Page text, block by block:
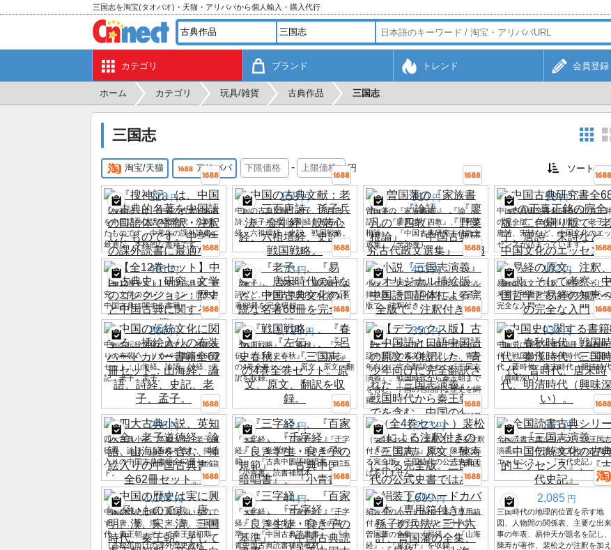
三国志を淘宝(タオバオ)・天猫・アリババから個人輸入・購入代行
カテゴリ ブランド トレンド 会員登録
ホーム カテゴリ 玩具/雑貨 古典作品 三国志
三国志
淘宝/天猫 アリババ - 円
228 円
『搜神記』は、中国の古典的名著
を中国語の口語体で翻訳・注釈し
たものです。中学生の課外読書に
最適な、本格的な書籍です。
158 円
中国の古典文献：老子、三百唐
詩、孫子兵法、金剛経、般若心
経、六祖壇経、史記、戦国戦略。
310 円
曽国藩の『家族書簡』、『論
語』、『廖凡の『四教』、『野菜
根論』、『中国古典研究古代散文
選集』（全36巻）
58 円
中国古典研究書全68巻の正真正
の完全版。二色刷り版で、老子、
唐詩、宋詩など、中国文化のエッ
センスが詰まっています。
461 円
【全12巻セット】中国古典史、研
究、文学のコレクション：歴史と
中国古典に関する書籍
73 円
『老子』、『易経』、唐宋時代の
詩など、中国古典文化の正統な名
著68冊を完全収録。
403 円
小説『三国志演義』のオリジナル
挿絵版。中国語口語体による完全
版で、注釈付き。
102 円
易経の原文、注釈、翻訳、そして
考察：中国哲学と易経の知恵への
完全な入門
286 円
中国の伝統文化に関する、挿絵入
りの布装ハードカバー書籍全62冊
セット：山海経、論語、詩経、史
記、老子、孟子。
1,723 円
『戦国戦略』、『春秋』、『左
伝』、『呂史春秋』、『三国志』
の4巻全巻セット。原文、原文、翻
訳を収録。
350 円
【デラックス版】古典中国語と口
語中国語の原文を併記した、青少
年向けに完全翻訳された『三国志
演義』。戦国時代から秦王朝まで
を含む、中国の包括的な歴史を網
羅。
934 円
中国史に関する書籍8冊：春秋時
代、戦国時代、秦漢時代、三国時
代、晋時代、唐宋時代、明清時代
（興味深い）。
286 円
四大古典小説、英知大全、老子道
徳経、論語、山海経を含む、挿絵
入りの中国古典書籍全62冊セッ
ト。
42 円
『三字経』、『百家姓』、『千字
経』、『良き学生・良き子の規
範』、『古典中国語暗唱書』、
『小青書』読書補助本
1,223 円
（全4巻セット）裴松之による注釈
付きの『三国志』原文、陳寿によ
る完全版。三国時代の公式史書で
はありません。
113 円
全国読書古典シリーズ：『三国志
演義』、『中国伝統文化の古典的
エッセンス』、『古代史記』
1,168 円
中国の歴史は実に興味深いもので
す。唐、明、漢、宋、清、三国時
代、秦王朝、そして秦王朝初期
（高校生向けの課外歴史教科
44 円
『三字経』、『百家姓』、『千字
経』、『良き生徒・良き子の基
準』、『中国古典読書書』、『小
青中国古典読書補助教材』
2,599 円
絹装丁のハードカバー本（専用箱
付き）。孫子の兵法と三十六計、
曽国藩の全集、『易経』、『山海
経』、『鬼谷子』を収録。
2,085 円
三国時代の地理的位置を示す地
図、人物間の関係表、主要な出来
事の年表、易仲天が題名を記し、
陳寿が著作、裴松之が注釈を加え